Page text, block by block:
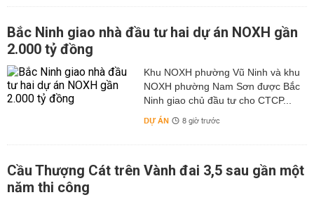
Bắc Ninh giao nhà đầu tư hai dự án NOXH gần
2.000 tỷ đồng
Khu NOXH phường Vũ Ninh và khu
NOXH phường Nam Sơn được Bắc
Ninh giao chủ đầu tư cho CTCP...
DỰ ÁN 8 giờ trước
Cầu Thượng Cát trên Vành đai 3,5 sau gần một
năm thi công